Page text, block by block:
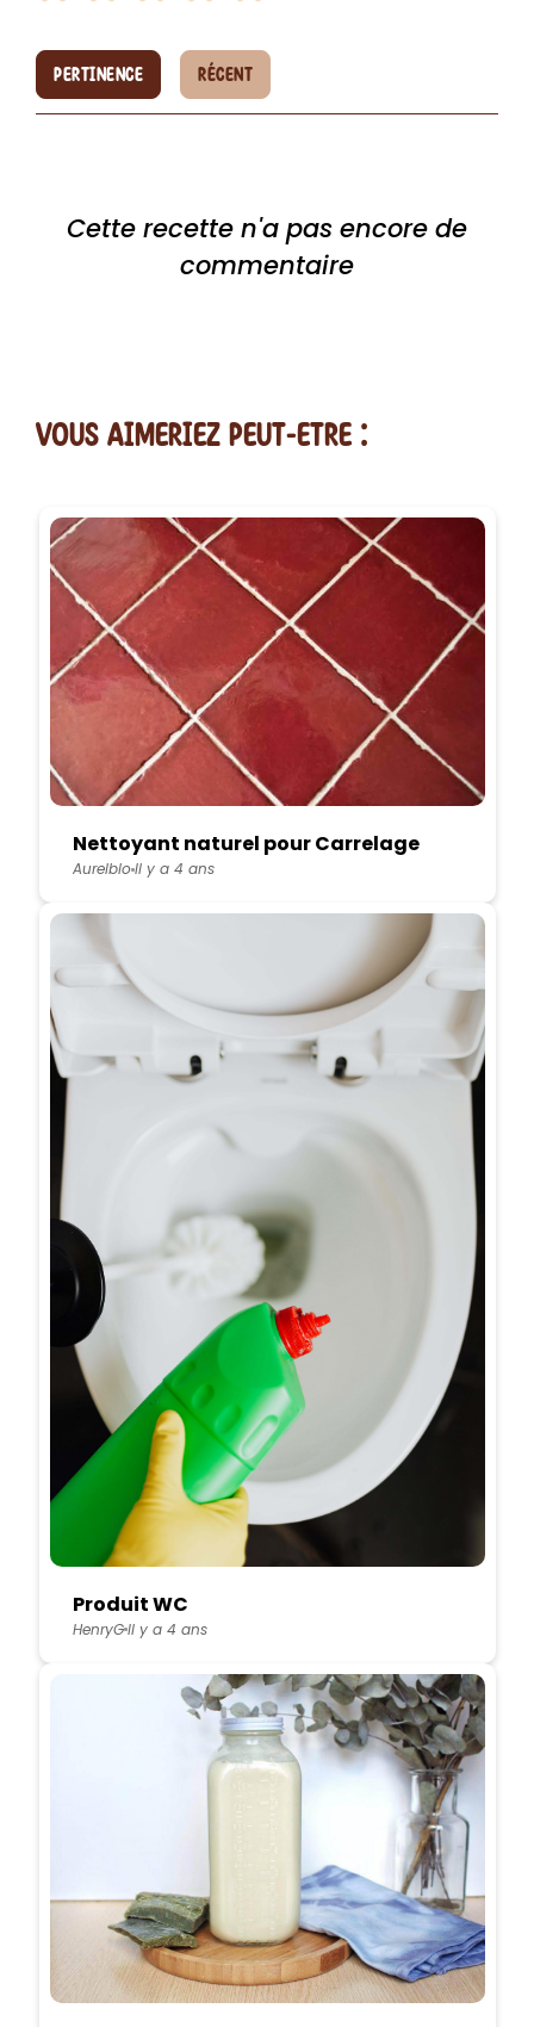
PERTINENCE RÉCENT
Cette recette n'a pas encore de
commentaire
vous AIMERiEZ PEUT-ETRE :
Nettoyant naturel pour Carrelage
AurelbloIl y a 4 ans
Produit WC
HenryGIl y a 4 ans